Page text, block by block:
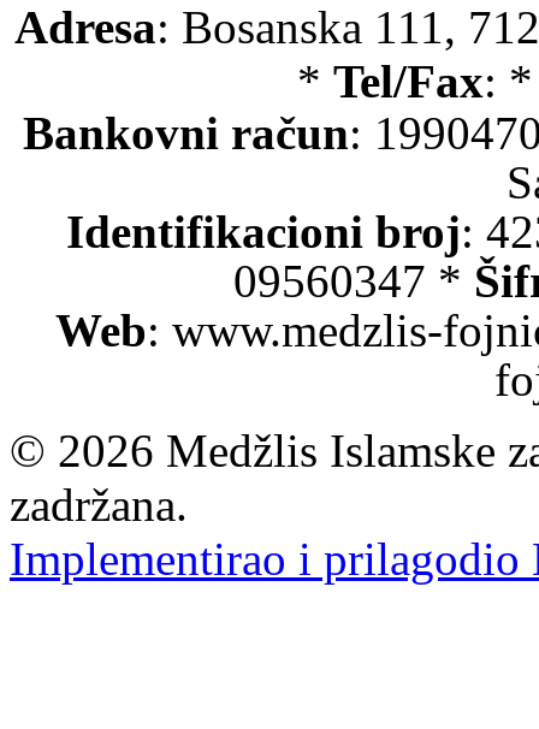
Adresa: Bosanska 111,
* Tel/Fax:
Bankovni račun:
Identifikacioni broj:
09560347 *
Web: www.medzlis-
© 2026 Medžlis Islamske
zadržana.
Implementirao i prilagodio